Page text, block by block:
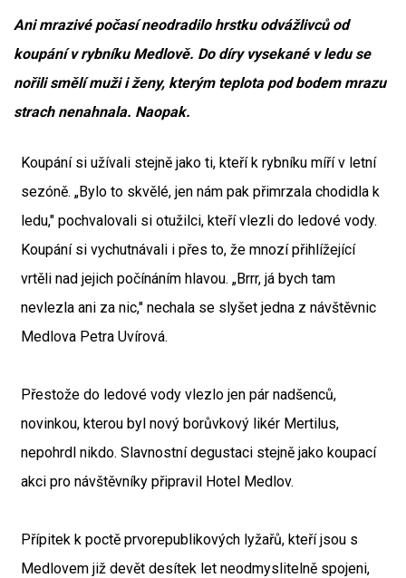
Ani mrazivé počasí neodradilo hrstku odvážlivců od
koupání v rybníku Medlově. Do díry vysekané v ledu se
nořili smělí muži i ženy, kterým teplota pod bodem mrazu
strach nenahnala. Naopak.
Koupání si užívali stejně jako ti, kteří k rybníku míří v letní
sezóně. „Bylo to skvělé, jen nám pak přimrzala chodidla k
ledu," pochvalovali si otužilci, kteří vlezli do ledové vody.
Koupání si vychutnávali i přes to, že mnozí přihlížející
vrtěli nad jejich počínáním hlavou. „Brrr, já bych tam
nevlezla ani za nic," nechala se slyšet jedna z návštěvnic
Medlova Petra Uvírová.
Přestože do ledové vody vlezlo jen pár nadšenců,
novinkou, kterou byl nový borůvkový likér Mertilus,
nepohrdl nikdo. Slavnostní degustaci stejně jako koupací
akci pro návštěvníky připravil Hotel Medlov.
Přípitek k poctě prvorepublikových lyžařů, kteří jsou s
Medlovem již devět desítek let neodmyslitelně spojeni,